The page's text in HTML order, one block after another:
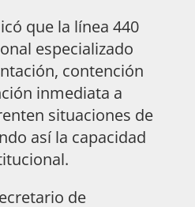
que la línea 440
especializado
contención
inmediata a
situaciones de
así la capacidad
de